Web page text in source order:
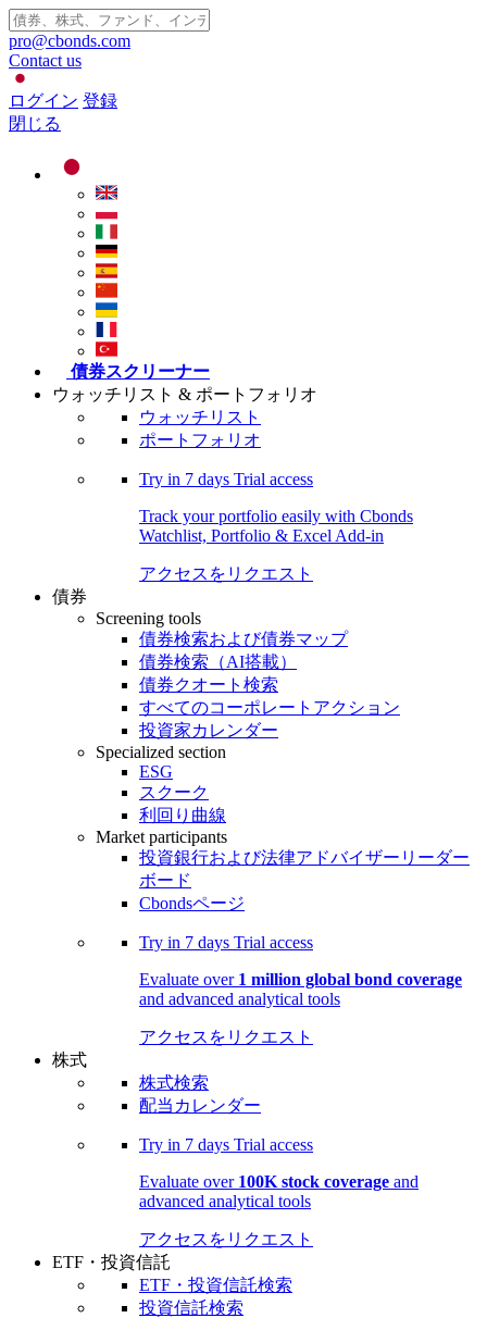
pro@cbonds.com
Contact us
ログイン 登録
閉じる
債券スクリーナー
ウォッチリスト & ポートフォリオ
ウォッチリスト
ポートフォリオ
Try in 7 days Trial access
Track your portfolio easily with Cbonds
Watchlist, Portfolio & Excel Add-in
アクセスをリクエスト
債券
Screening tools
債券検索および債券マップ
債券検索（AI搭載）
債券クオート検索
すべてのコーポレートアクション
投資家カレンダー
Specialized section
ESG
スクーク
利回り曲線
Market participants
投資銀行および法律アドバイザーリーダー
ボード
Cbondsページ
Try in 7 days Trial access
Evaluate over 1 million global bond coverage
and advanced analytical tools
アクセスをリクエスト
株式
株式検索
配当カレンダー
Try in 7 days Trial access
Evaluate over 100K stock coverage and
advanced analytical tools
アクセスをリクエスト
ETF・投資信託
ETF・投資信託検索
投資信託検索